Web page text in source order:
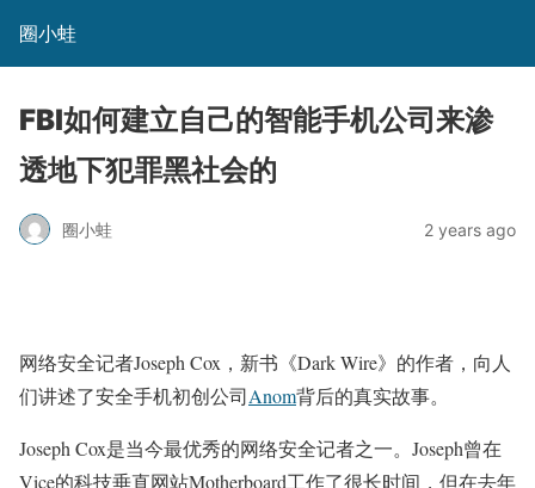
圈小蛙
FBI如何建立自己的智能手机公司来渗
透地下犯罪黑社会的
圈小蛙 2 years ago
网络安全记者Joseph Cox，新书《Dark Wire》的作者，向人
们讲述了安全手机初创公司Anom背后的真实故事。
Joseph Cox是当今最优秀的网络安全记者之一。Joseph曾在
Vice的科技垂直网站Motherboard工作了很长时间，但在去年